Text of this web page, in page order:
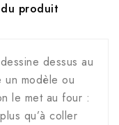
produit
dessus au
un modèle ou
le met au four :
qu’à coller